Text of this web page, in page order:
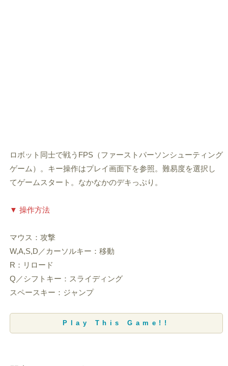
ロボット同士で戦うFPS（ファーストパーソンシューティング
ゲーム）。キー操作はプレイ画面下を参照。難易度を選択し
てゲームスタート。なかなかのデキっぷり。
▼ 操作方法
マウス：攻撃
W,A,S,D／カーソルキー：移動
R：リロード
Q／シフトキー：スライディング
スペースキー：ジャンプ
Play This Game!!